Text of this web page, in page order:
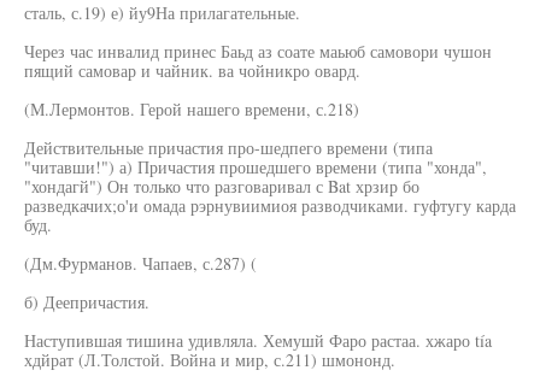
сталь, с.19) е) йу9На прилагательные.
Через час инвалид принес Баьд аз соате маьюб самовори чушон
пящий самовар и чайник. ва чойникро овард.
(М.Лермонтов. Герой нашего времени, с.218)
Действительные причастия про-шедпего времени (типа
"читавши!") а) Причастия прошедшего времени (типа "хонда",
"хондагй") Он только что разговаривал с Bat хрзир бо
разведкачих;о'и омада рэрнувиимиоя разводчиками. гуфтугу карда
буд.
(Дм.Фурманов. Чапаев, с.287) (
б) Деепричастия.
Наступившая тишина удивляла. Хемушй Фаро растаа. хжаро tía
хдйрат (Л.Толстой. Война и мир, с.211) шмононд.